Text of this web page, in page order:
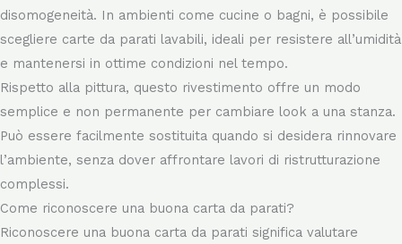
imperfezioni della parete, come piccole crepe o
disomogeneità. In ambienti come cucine o bagni, è possibile
scegliere carte da parati lavabili, ideali per resistere all’umidità
e mantenersi in ottime condizioni nel tempo.
Rispetto alla pittura, questo rivestimento offre un modo
semplice e non permanente per cambiare look a una stanza.
Può essere facilmente sostituita quando si desidera rinnovare
l’ambiente, senza dover affrontare lavori di ristrutturazione
complessi.
Come riconoscere una buona carta da parati?